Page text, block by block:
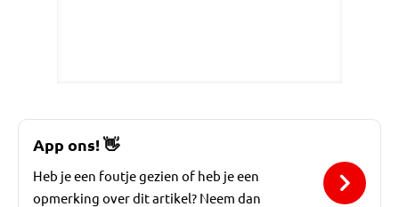
App ons!👋
Heb je een foutje gezien of heb je een
opmerking over dit artikel? Neem dan